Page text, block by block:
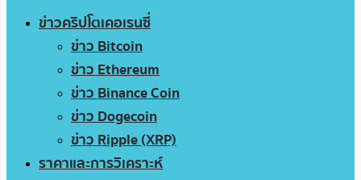
ข่าวคริปโตเคอเรนซี่
ข่าว Bitcoin
ข่าว Ethereum
ข่าว Binance Coin
ข่าว Dogecoin
ข่าว Ripple (XRP)
ราคาและการวิเคราะห์